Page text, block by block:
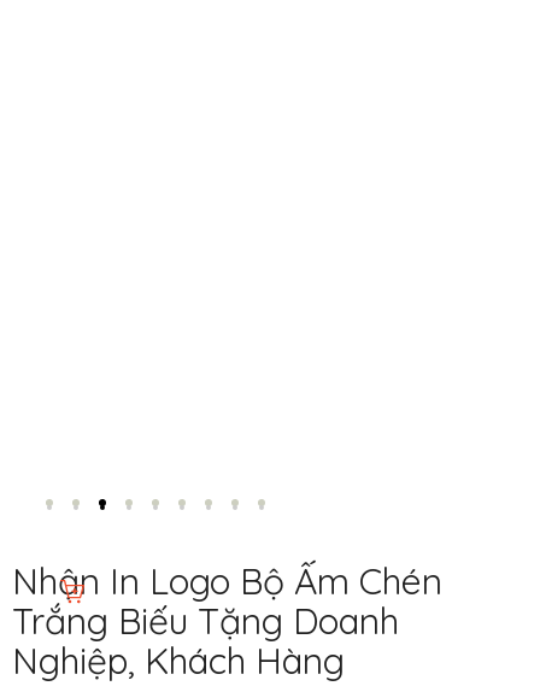
Nhận In Logo Bộ Ấm Chén
Trắng Biếu Tặng Doanh
Nghiệp, Khách Hàng